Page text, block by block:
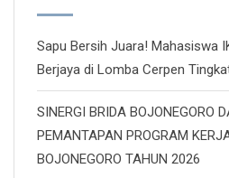
Sapu Bersih Juara! Mahasiswa
Berjaya di Lomba Cerpen
SINERGI BRIDA BOJONEGORO
PEMANTAPAN PROGRAM
BOJONEGORO TAHUN 2026